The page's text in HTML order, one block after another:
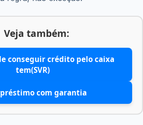
Veja também:
conseguir crédito pelo caixa
tem(SVR)
com garantia